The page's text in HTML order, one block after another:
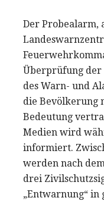
Der Probealarm,
Überprüfung der
des Warn- und
die Bevölkerung
Bedeutung
Medien wird
informiert.
werden nach
drei
„Entwarnung“ in